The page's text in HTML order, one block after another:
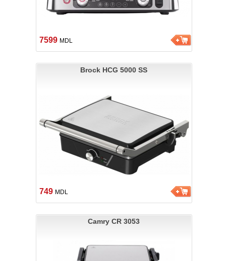
7599 MDL
Brock HCG 5000 SS
749 MDL
Camry CR 3053